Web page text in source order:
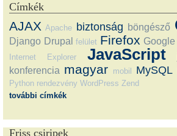
Címkék
AJAX Apache biztonság böngésző
Django Drupal felület Firefox Google
Internet Explorer
JavaScript
konferencia magyar mobil MySQL
Python rendezvény WordPress Zend
további címkék
Friss csiripek